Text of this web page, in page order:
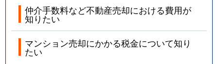
仲介手数料など不動産売却における費用が
知りたい
マンション売却にかかる税金について知り
たい